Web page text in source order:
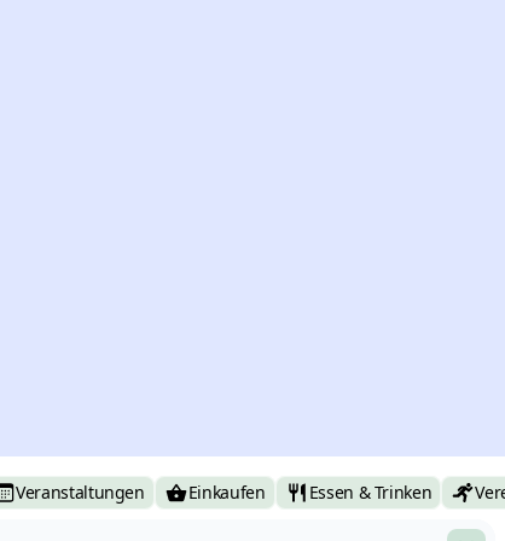
Veranstaltungen Einkaufen Essen & Trinken